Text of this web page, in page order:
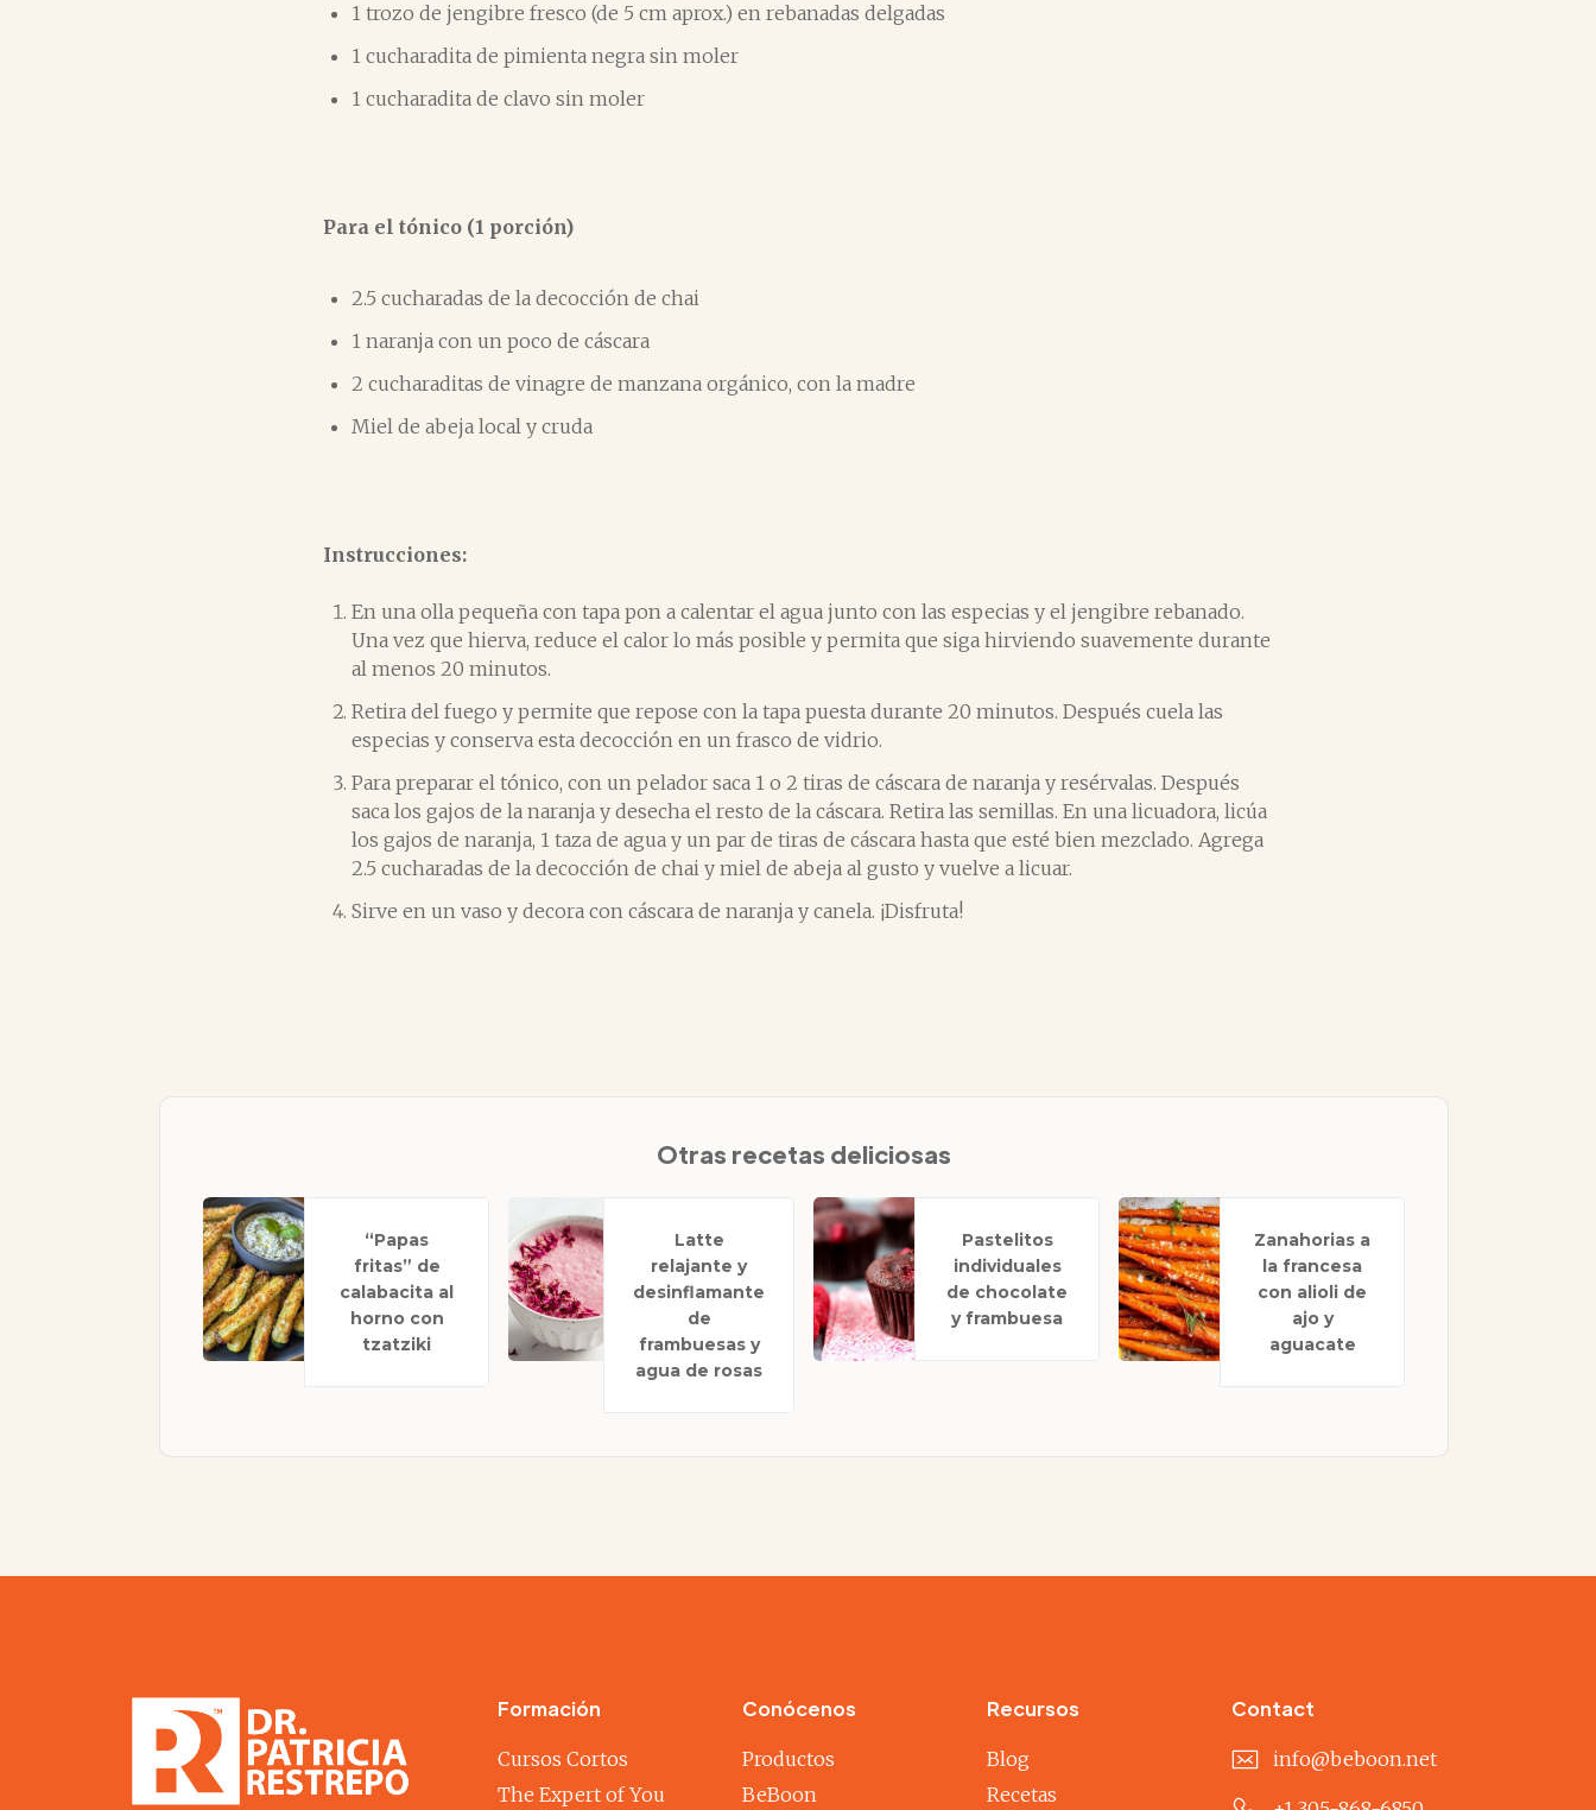
1 trozo de jengibre fresco (de 5 cm aprox.) en rebanadas delgadas
1 cucharadita de pimienta negra sin moler
1 cucharadita de clavo sin moler
Para el tónico (1 porción)
2.5 cucharadas de la decocción de chai
1 naranja con un poco de cáscara
2 cucharaditas de vinagre de manzana orgánico, con la madre
Miel de abeja local y cruda
Instrucciones:
En una olla pequeña con tapa pon a calentar el agua junto con las especias y el jengibre rebanado.
Una vez que hierva, reduce el calor lo más posible y permita que siga hirviendo suavemente durante
al menos 20 minutos.
Retira del fuego y permite que repose con la tapa puesta durante 20 minutos. Después cuela las
especias y conserva esta decocción en un frasco de vidrio.
Para preparar el tónico, con un pelador saca 1 o 2 tiras de cáscara de naranja y resérvalas. Después
saca los gajos de la naranja y desecha el resto de la cáscara. Retira las semillas. En una licuadora, licúa
los gajos de naranja, 1 taza de agua y un par de tiras de cáscara hasta que esté bien mezclado. Agrega
2.5 cucharadas de la decocción de chai y miel de abeja al gusto y vuelve a licuar.
Sirve en un vaso y decora con cáscara de naranja y canela. ¡Disfruta!
Otras recetas deliciosas
“Papas
fritas” de
calabacita al
horno con
tzatziki
Latte
relajante y
desinflamante
de
frambuesas y
agua de rosas
Pastelitos
individuales
de chocolate
y frambuesa
Zanahorias a
la francesa
con alioli de
ajo y
aguacate
Formación
Cursos Cortos
The Expert of You
Conócenos
Productos
BeBoon
Recursos
Blog
Recetas
Contact
info@beboon.net